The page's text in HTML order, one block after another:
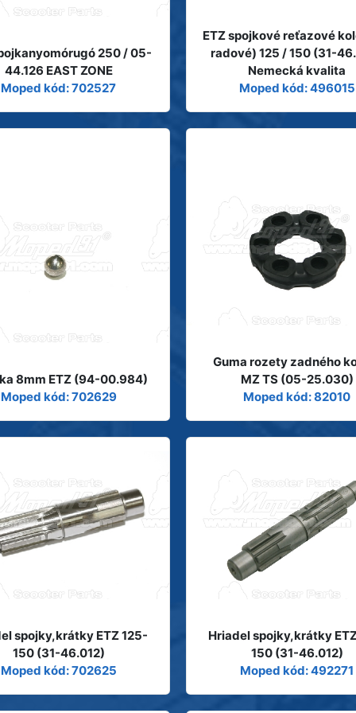
250 / 05-
44.126 EAST ZONE
Moped kód: 702527
ETZ spojkové reťazové
radové) 125 / 150 (31-
Nemecká kvalita
Moped kód: 496015
8mm ETZ (94-00.984)
Moped kód: 702629
Guma rozety zadného
MZ TS (05-25.030)
Moped kód: 82010
spojky,krátky ETZ 125-
150 (31-46.012)
Moped kód: 702625
Hriadel spojky,krátky
150 (31-46.012)
Moped kód: 492271